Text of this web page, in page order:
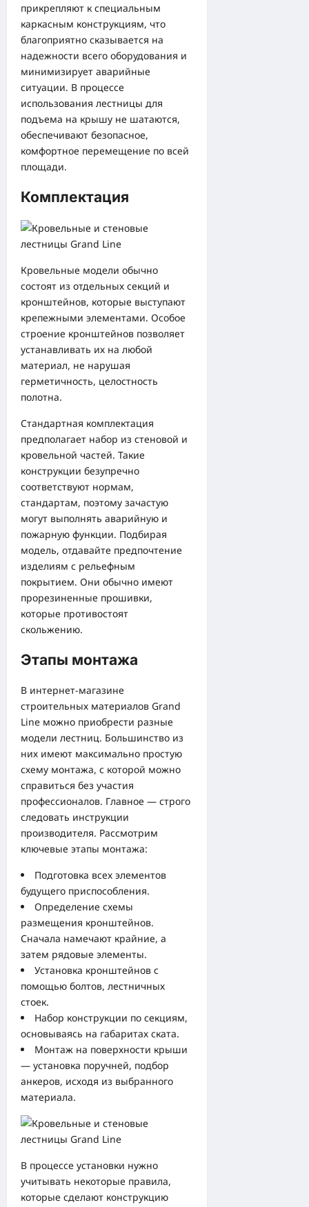
прикрепляют к специальным
каркасным конструкциям, что
благоприятно сказывается на
надежности всего оборудования и
минимизирует аварийные
ситуации. В процессе
использования лестницы для
подъема на крышу не шатаются,
обеспечивают безопасное,
комфортное перемещение по всей
площади.
Комплектация
Кровельные модели обычно
состоят из отдельных секций и
кронштейнов, которые выступают
крепежными элементами. Особое
строение кронштейнов позволяет
устанавливать их на любой
материал, не нарушая
герметичность, целостность
полотна.
Стандартная комплектация
предполагает набор из стеновой и
кровельной частей. Такие
конструкции безупречно
соответствуют нормам,
стандартам, поэтому зачастую
могут выполнять аварийную и
пожарную функции. Подбирая
модель, отдавайте предпочтение
изделиям с рельефным
покрытием. Они обычно имеют
прорезиненные прошивки,
которые противостоят
скольжению.
Этапы монтажа
В интернет-магазине
строительных материалов Grand
Line можно приобрести разные
модели лестниц. Большинство из
них имеют максимально простую
схему монтажа, с которой можно
справиться без участия
профессионалов. Главное — строго
следовать инструкции
производителя. Рассмотрим
ключевые этапы монтажа:
Подготовка всех элементов
будущего приспособления.
Определение схемы
размещения кронштейнов.
Сначала намечают крайние, а
затем рядовые элементы.
Установка кронштейнов с
помощью болтов, лестничных
стоек.
Набор конструкции по секциям,
основываясь на габаритах ската.
Монтаж на поверхности крыши
— установка поручней, подбор
анкеров, исходя из выбранного
материала.
В процессе установки нужно
учитывать некоторые правила,
которые сделают конструкцию